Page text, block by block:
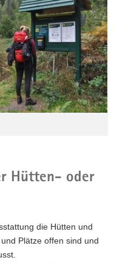
Hütten- oder
die Hütten und
Plätze offen sind und